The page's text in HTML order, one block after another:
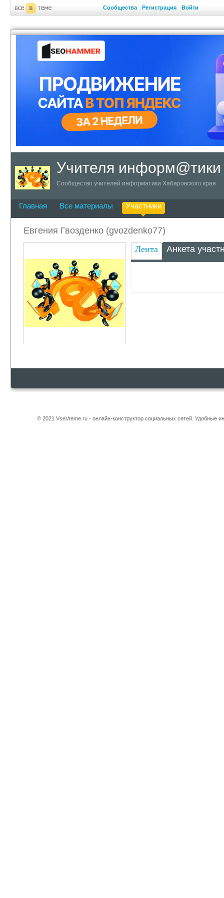
Сообщества Регистрация Войти
Учителя информ@тики
Сообщество учителей информатики Хабаровского края
Главная Все материалы Участники
Евгения Гвозденко (gvozdenko77)
Лента
Анкета
© 2021 VseVteme.ru - онлайн-конструктор социальных сетей. Удобные